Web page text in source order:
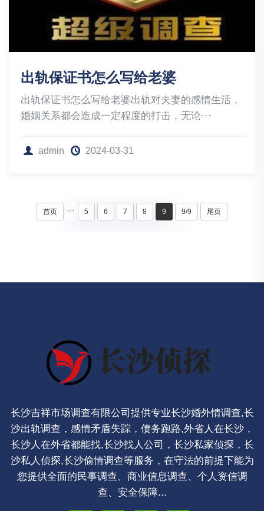
出轨保证书怎么写给老婆
出轨保证书怎么写给老婆出轨对夫妻的感情生活，
婚姻关系都会造成一定程度的打击，无论···
admin 2024-03-31
首页 ··· 5 6 7 8 9 9/9 尾页
长沙吉祥市场调查有限公司提供专业长沙婚外情调查,长
沙出轨调查，感情矛盾失踪，债务跑路,外省人在长沙，
长沙人在外省都能找,长沙找人公司，长沙私家侦探，长
沙私人侦探,长沙偷情调查等服务，在守法的前提下能为
您提供全面的民事调查、商业信息调查、个人资信调
查、安全保障...